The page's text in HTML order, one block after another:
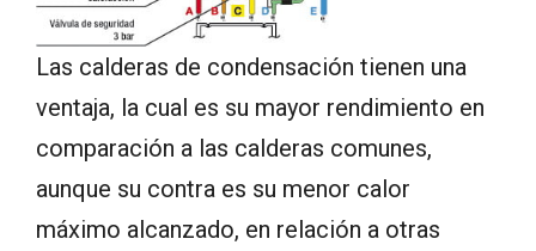
Las calderas de condensación tienen una
ventaja, la cual es su mayor rendimiento en
comparación a las calderas comunes,
aunque su contra es su menor calor
máximo alcanzado, en relación a otras